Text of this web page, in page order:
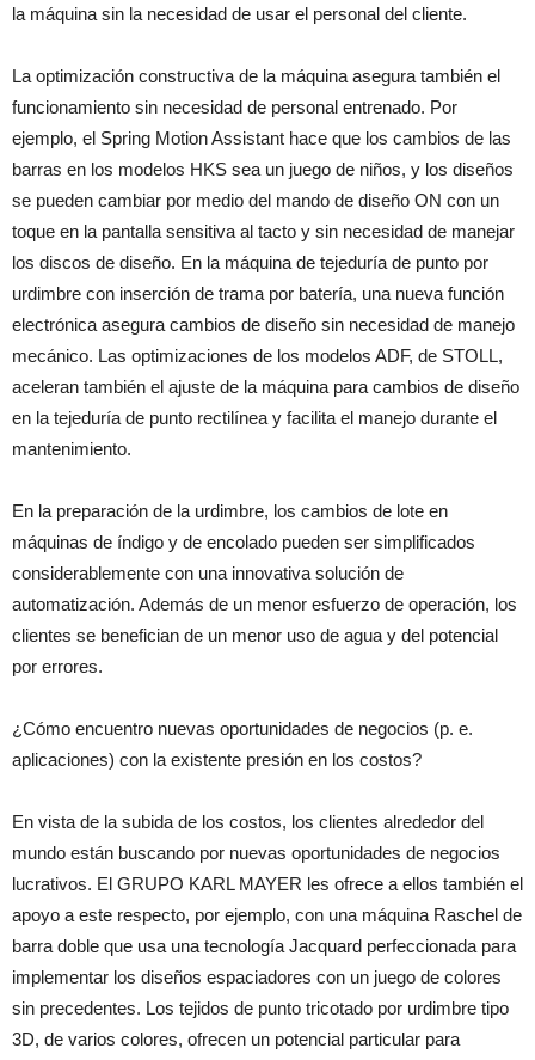
la máquina sin la necesidad de usar el personal del cliente.
La optimización constructiva de la máquina asegura también el
funcionamiento sin necesidad de personal entrenado. Por
ejemplo, el Spring Motion Assistant hace que los cambios de las
barras en los modelos HKS sea un juego de niños, y los diseños
se pueden cambiar por medio del mando de diseño ON con un
toque en la pantalla sensitiva al tacto y sin necesidad de manejar
los discos de diseño. En la máquina de tejeduría de punto por
urdimbre con inserción de trama por batería, una nueva función
electrónica asegura cambios de diseño sin necesidad de manejo
mecánico. Las optimizaciones de los modelos ADF, de STOLL,
aceleran también el ajuste de la máquina para cambios de diseño
en la tejeduría de punto rectilínea y facilita el manejo durante el
mantenimiento.
En la preparación de la urdimbre, los cambios de lote en
máquinas de índigo y de encolado pueden ser simplificados
considerablemente con una innovativa solución de
automatización. Además de un menor esfuerzo de operación, los
clientes se benefician de un menor uso de agua y del potencial
por errores.
¿Cómo encuentro nuevas oportunidades de negocios (p. e.
aplicaciones) con la existente presión en los costos?
En vista de la subida de los costos, los clientes alrededor del
mundo están buscando por nuevas oportunidades de negocios
lucrativos. El GRUPO KARL MAYER les ofrece a ellos también el
apoyo a este respecto, por ejemplo, con una máquina Raschel de
barra doble que usa una tecnología Jacquard perfeccionada para
implementar los diseños espaciadores con un juego de colores
sin precedentes. Los tejidos de punto tricotado por urdimbre tipo
3D, de varios colores, ofrecen un potencial particular para